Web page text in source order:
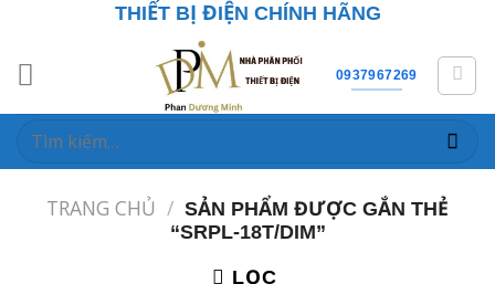
THIẾT BỊ ĐIỆN CHÍNH HÃNG
0937967269
Tìm
TRANG CHỦ / SẢN PHẨM ĐƯỢC GẮN THẺ
“SRPL-18T/DIM”
LỌC